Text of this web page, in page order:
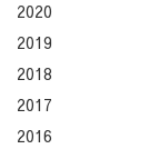
2020
2019
2018
2017
2016